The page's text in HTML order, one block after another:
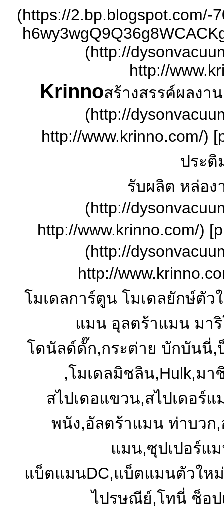
(https://2.bp.blogspot.com/-
(http://
http://
Krinnoสร้างสรรค์ผลงา
(http://
http://www.krinno.com/)
ประติ
รับผลิต หล่อง
(http://
http://www.krinno.com/)
(http://
http://
โมเดลการ์ตูน โมเดลยักษ์ตัว
แมน อุลตร้าแมน มา
โดนัลด์ดั๊ก,กระต่าย บักบันนี่,
,โมเดลมิชลิน,Hulk,ม
สไปเดอแขวน,สไปเดอร์
พนัง,อัลตร้าแมน ท่าบวก
แมน,ซุปเปอร์แ
แบ็ตแมนDC,แบ็ตแมนตัวให
ไปรษณีย์,โทนี่ ช็อป